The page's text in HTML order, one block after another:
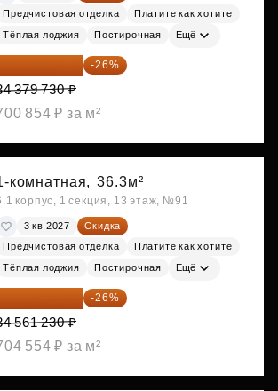
Предчистовая отделка
Платите как хотите
Тёплая лоджия Постирочная Ещё
25 441 000 ₽ -26%
379 730 ₽
854 ₽ за м²
комнатная, 36.3м²
корпус, 1 секция, 13 этаж, №91
3 кв 2027
Скидка
Предчистовая отделка
Платите как хотите
Тёплая лоджия Постирочная Ещё
25 575 310 ₽ -26%
561 230 ₽
554 ₽ за м²